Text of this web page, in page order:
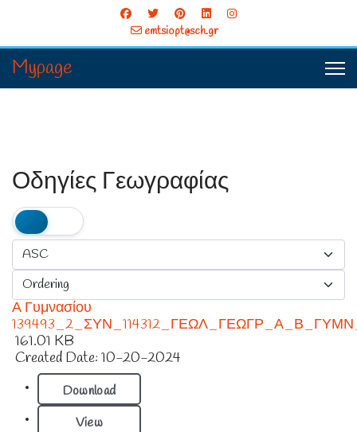
emtsiopt@sch.gr
Mypage
Οδηγίες Γεωγραφίας
Α Γυμνασίου
161.01 KB
Created Date: 10-20-2024
Download
View